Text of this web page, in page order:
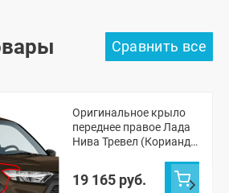
Оригинальное крыло
переднее правое Лада
Нива Тревел (Кориандр
19 165 руб.